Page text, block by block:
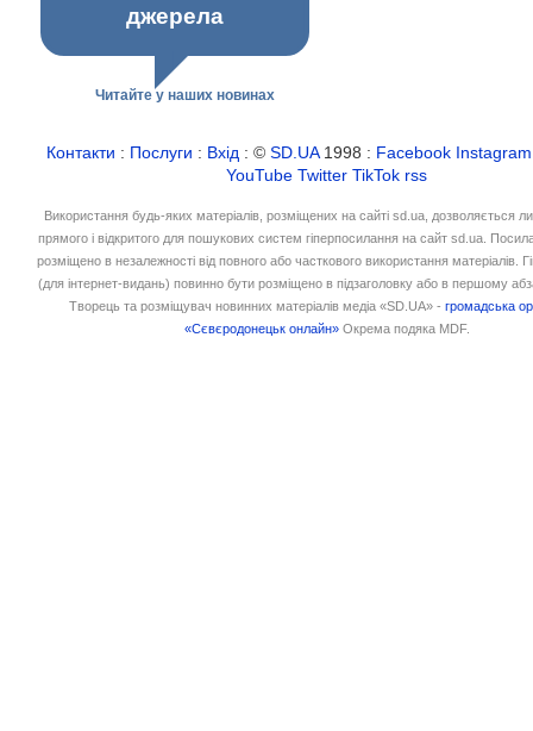
джерела
Читайте у наших новинах
Контакти : Послуги : Вхід : ©SD.UA1998 : Facebook Instagram
YouTube Twitter TikTok rss
Використання будь-яких матеріалів, розміщених на сайті sd.ua, дозволяється
прямого і відкритого для пошукових систем гіперпосилання на сайт sd.ua.
розміщено в незалежності від повного або часткового використання матеріалів.
(для інтернет-видань) повинно бути розміщено в підзаголовку або в першому
Творець та розміщувач новинних матеріалів медіа «SD.UA» -громадська
«Сєвєродонецьк онлайн» Окрема подяка MDF.